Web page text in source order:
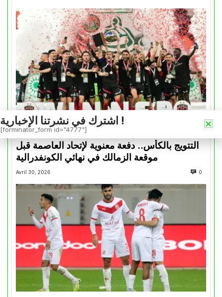
كأس الكونفدرالية
التتويج بالكأس.. دفعة معنوية لإتحاد العاصمة قبل
موقعة الزمالك في نهائي الكونفدرالية
Avril 30, 2026 0
اشترك في نشرتنا الإخبارية !
[forminator_form id="4777"]